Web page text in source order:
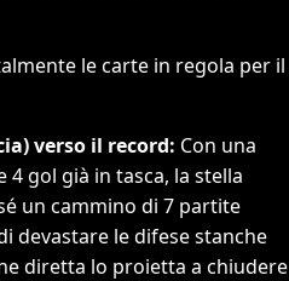
le carte in regola per il
verso il record: Con una
4 gol già in tasca, la stella
un cammino di 7 partite
devastare le difese stanche
diretta lo proietta a chiudere